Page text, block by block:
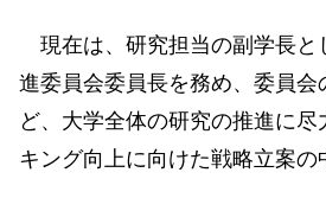
現在は、研究担当の副学長と
進委員会委員長を務め、委員会
ど、大学全体の研究の推進に
キング向上に向けた戦略立案の